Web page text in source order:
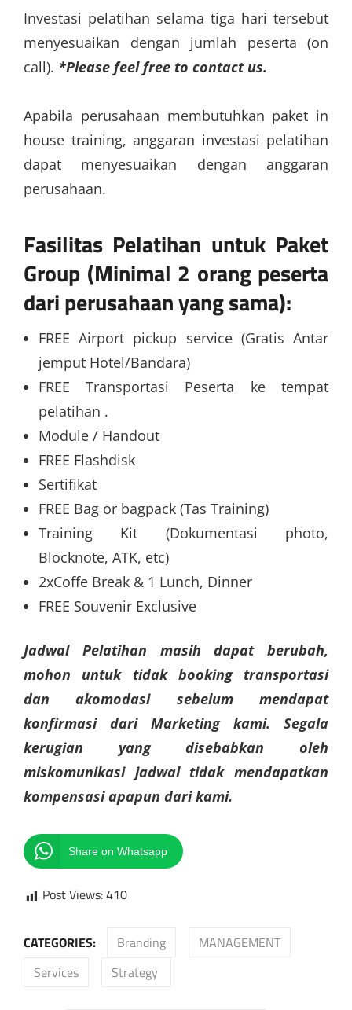
Investasi pelatihan selama tiga hari tersebut
menyesuaikan dengan jumlah peserta (on
call). *Please feel free to contact us.
Apabila perusahaan membutuhkan paket in
house training, anggaran investasi pelatihan
dapat menyesuaikan dengan anggaran
perusahaan.
Fasilitas Pelatihan untuk Paket
Group (Minimal 2 orang peserta
dari perusahaan yang sama):
FREE Airport pickup service (Gratis Antar
jemput Hotel/Bandara)
FREE Transportasi Peserta ke tempat
pelatihan .
Module / Handout
FREE Flashdisk
Sertifikat
FREE Bag or bagpack (Tas Training)
Training Kit (Dokumentasi photo,
Blocknote, ATK, etc)
2xCoffe Break & 1 Lunch, Dinner
FREE Souvenir Exclusive
Jadwal Pelatihan masih dapat berubah,
mohon untuk tidak booking transportasi
dan akomodasi sebelum mendapat
konfirmasi dari Marketing kami. Segala
kerugian yang disebabkan oleh
miskomunikasi jadwal tidak mendapatkan
kompensasi apapun dari kami.
Share on Whatsapp
Post Views:410
CATEGORIES: Branding
MANAGEMENT
Services
Strategy